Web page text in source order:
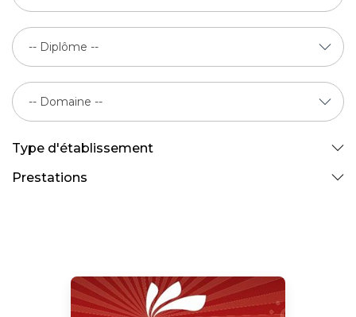
Type d'établissement
Prestations